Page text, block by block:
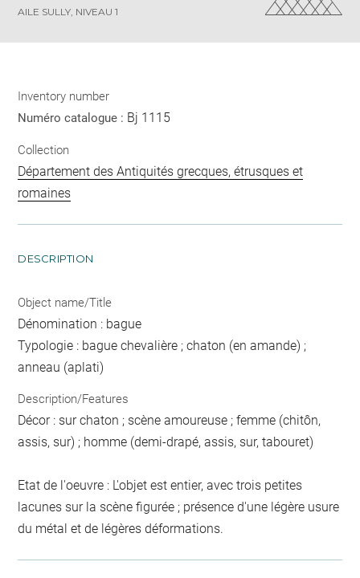
AILE SULLY, NIVEAU 1
Inventory number
Numéro catalogue : Bj 1115
Collection
Département des Antiquités grecques, étrusques et
romaines
DESCRIPTION
Object name/Title
Dénomination : bague
Typologie : bague chevalière ; chaton (en amande) ;
anneau (aplati)
Description/Features
Décor : sur chaton ; scène amoureuse ; femme (chitôn,
assis, sur) ; homme (demi-drapé, assis, sur, tabouret)
Etat de l'oeuvre : L'objet est entier, avec trois petites
lacunes sur la scène figurée ; présence d'une légère usure
du métal et de légères déformations.